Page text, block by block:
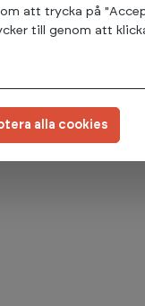
Stairclimber
att trycka på
till genom att
alla cookies